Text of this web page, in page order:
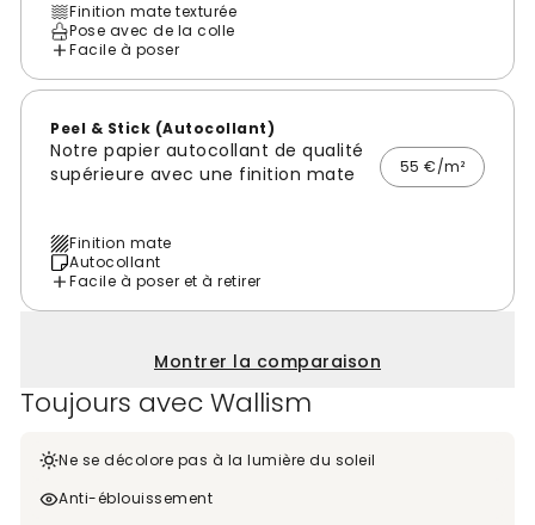
Finition mate texturée
Pose avec de la colle
Facile à poser
Peel & Stick (Autocollant)
Notre papier autocollant de qualité
supérieure avec une finition mate
55 €/m²
Finition mate
Autocollant
Facile à poser et à retirer
Montrer la comparaison
Toujours avec Wallism
Ne se décolore pas à la lumière du soleil
Anti-éblouissement